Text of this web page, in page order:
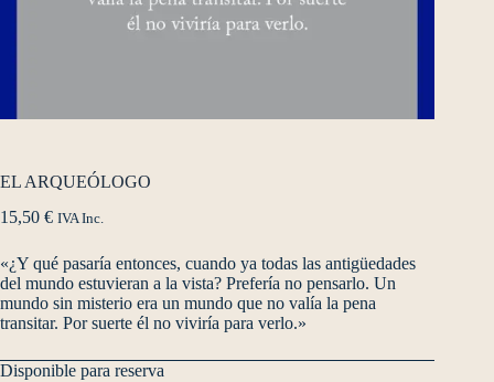
EL ARQUEÓLOGO
15,50 € IVA Inc.
«¿Y qué pasaría entonces, cuando ya todas las antigüedades
del mundo estuvieran a la vista? Prefería no pensarlo. Un
mundo sin misterio era un mundo que no valía la pena
transitar. Por suerte él no viviría para verlo.»
Disponible para reserva